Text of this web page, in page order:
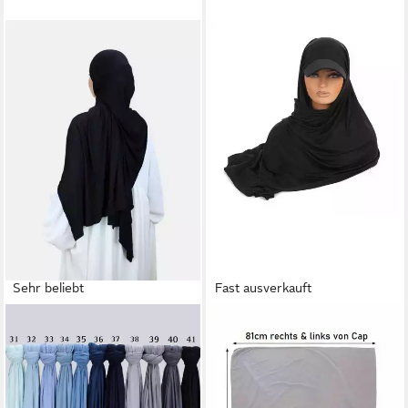
Sehr beliebt
Hijab XXL Jersey Luxury
Hijab aus Viskose 190x80 cm
Blickdicht, dehnbar und
Fast ausverkauft
Hijab Umra Hijab Cap mit
Sonnenschutz Hijab-Cap
(Kombinationsartikel, Cappy,